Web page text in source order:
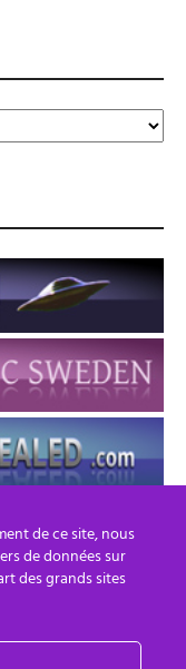
de ce site, nous
de données sur
des grands sites